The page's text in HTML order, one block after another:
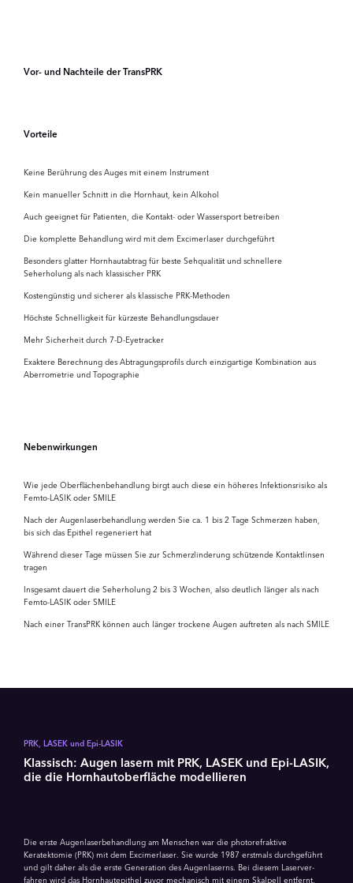
Vor- und Nachteile der TransPRK
Vorteile
Keine Berührung des Auges mit einem Instrument
Kein manueller Schnitt in die Hornhaut, kein Alkohol
Auch geeignet für Patienten, die Kontakt- oder Wassersport betreiben
Die komplette Behandlung wird mit dem Excimerlaser durchgeführt
Besonders glatter Hornhautabtrag für beste Sehqualität und schnellere
Seherholung als nach klassischer PRK
Kostengünstig und sicherer als klassische PRK-Methoden
Höchste Schnelligkeit für kürzeste Behandlungsdauer
Mehr Sicherheit durch 7-D-Eyetracker
Exaktere Berechnung des Abtragungsprofils durch einzigartige Kombination aus
Aberrometrie und Topographie
Nebenwirkungen
Wie jede Oberflächenbehandlung birgt auch diese ein höheres Infektionsrisiko als
Femto-LASIK oder SMILE
Nach der Augenlaserbehandlung werden Sie ca. 1 bis 2 Tage Schmerzen haben,
bis sich das Epithel regeneriert hat
Während dieser Tage müssen Sie zur Schmerzlinderung schützende Kontaktlinsen
tragen
Insgesamt dauert die Seherholung 2 bis 3 Wochen, also deutlich länger als nach
Femto-LASIK oder SMILE
Nach einer TransPRK können auch länger trockene Augen auftreten als nach SMILE
PRK, LASEK und Epi-LASIK
Klassisch: Augen lasern mit PRK, LASEK und Epi-LASIK,
die die Hornhautoberfläche modellieren
Die erste Augenlaserbehandlung am Menschen war die photorefraktive
Keratektomie (PRK) mit dem Excimerlaser. Sie wurde 1987 erstmals durchgeführt
und gilt daher als die erste Generation des Augenlaserns. Bei diesem Laser­ver­
fahren wird das Hornhautepithel zuvor mechanisch mit einem Skalpell entfernt.